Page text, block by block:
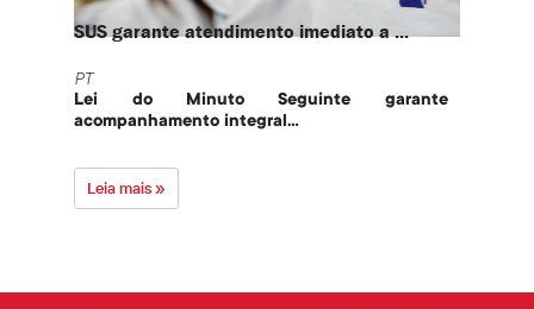
SUS garante atendimento imediato a ...
PT
Lei do Minuto Seguinte garante
acompanhamento integral...
Leia mais »